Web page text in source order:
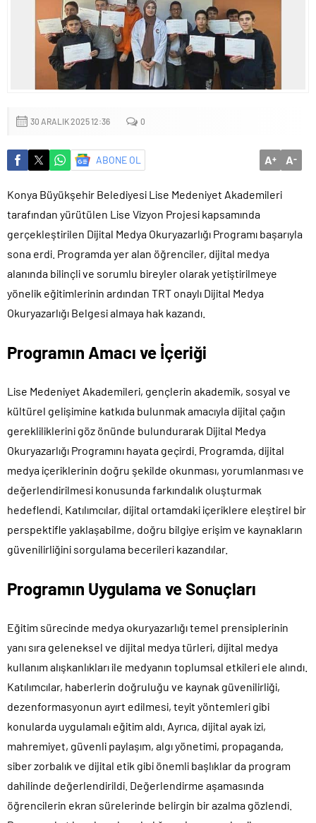
Sığacık’tan güçlü mesaj: “Deniz bizim, Sığacık hepimizin”
Maltepe’de çocuklar kitapların renkli dünyasında buluştu
30 ARALIK 2025 12:36 0
ABONE OL A+ A-
Konya Büyükşehir Belediyesi Lise Medeniyet Akademileri
tarafından yürütülen Lise Vizyon Projesi kapsamında
gerçekleştirilen Dijital Medya Okuryazarlığı Programı başarıyla
sona erdi. Programda yer alan öğrenciler, dijital medya
alanında bilinçli ve sorumlu bireyler olarak yetiştirilmeye
yönelik eğitimlerinin ardından TRT onaylı Dijital Medya
Okuryazarlığı Belgesi almaya hak kazandı.
Programın Amacı ve İçeriği
Lise Medeniyet Akademileri, gençlerin akademik, sosyal ve
kültürel gelişimine katkıda bulunmak amacıyla dijital çağın
gerekliliklerini göz önünde bulundurarak Dijital Medya
Okuryazarlığı Programını hayata geçirdi. Programda, dijital
medya içeriklerinin doğru şekilde okunması, yorumlanması ve
değerlendirilmesi konusunda farkındalık oluşturmak
hedeflendi. Katılımcılar, dijital ortamdaki içeriklere eleştirel bir
perspektifle yaklaşabilme, doğru bilgiye erişim ve kaynakların
güvenilirliğini sorgulama becerileri kazandılar.
Programın Uygulama ve Sonuçları
Eğitim sürecinde medya okuryazarlığı temel prensiplerinin
yanı sıra geleneksel ve dijital medya türleri, dijital medya
kullanım alışkanlıkları ile medyanın toplumsal etkileri ele alındı.
Katılımcılar, haberlerin doğruluğu ve kaynak güvenilirliği,
dezenformasyonun ayırt edilmesi, teyit yöntemleri gibi
konularda uygulamalı eğitim aldı. Ayrıca, dijital ayak izi,
mahremiyet, güvenli paylaşım, algı yönetimi, propaganda,
siber zorbalık ve dijital etik gibi önemli başlıklar da program
dahilinde değerlendirildi. Değerlendirme aşamasında
öğrencilerin ekran sürelerinde belirgin bir azalma gözlendi.